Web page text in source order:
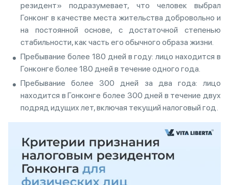
резидент» подразумевает, что человек выбрал
Гонконг в качестве места жительства добровольно и
на постоянной основе, с достаточной степенью
стабильности, как часть его обычного образа жизни.
Пребывание более 180 дней в году: лицо находится в
Гонконге более 180 дней в течение одного года.
Пребывание более 300 дней за два года: лицо
находится в Гонконге более 300 дней в течение двух
подряд идущих лет, включая текущий налоговый год.